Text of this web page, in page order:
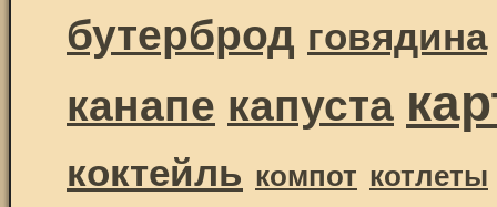
бутерброд говядина
канапе капуста
коктейль компот котлеты